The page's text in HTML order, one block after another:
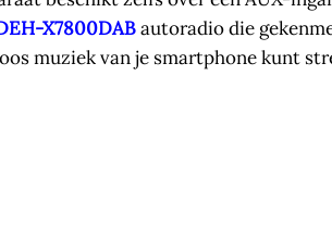
X7800DABautoradio die
muziek van je smartphone kunt